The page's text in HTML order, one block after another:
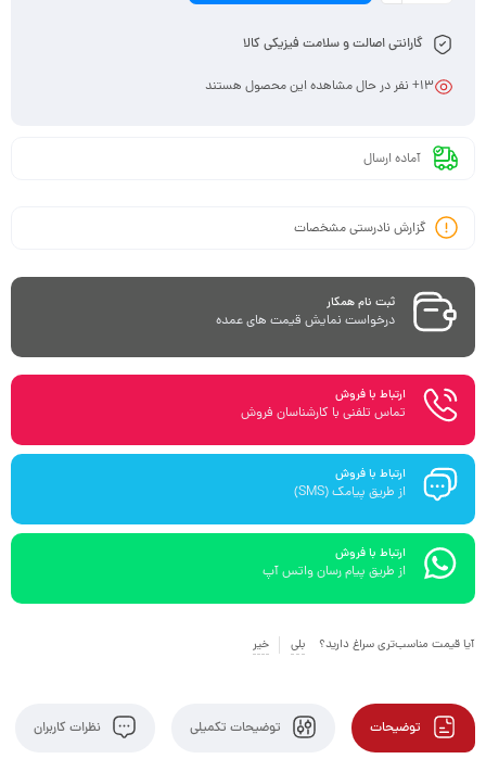
گارانتی اصالت و سلامت فیزیکی کالا
13+ نفر در حال مشاهده این محصول هستند
آماده ارسال
گزارش نادرستی مشخصات
ثبت نام همکار
درخواست نمایش قیمت های عمده
ارتباط با فروش
تماس تلفنی با کارشناسان فروش
ارتباط با فروش
از طریق پیامک (SMS)
ارتباط با فروش
از طریق پیام رسان واتس آپ
آیا قیمت مناسب‌تری سراغ دارید؟ بلی خیر
توضیحات توضیحات تکمیلی نظرات کاربران